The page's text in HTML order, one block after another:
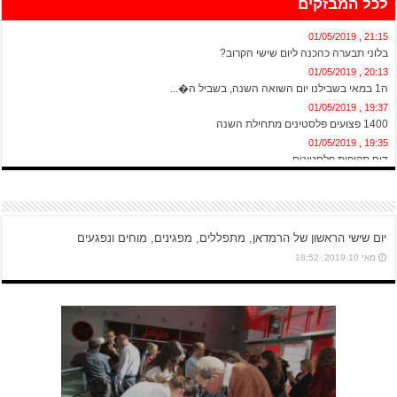
בלוני תבערה כהכנה ליום שישי הקרוב?
דוח תקיפות פלסטינים
יום שישי הראשון של הרמדאן, מתפללים, מפגינים, מוחים ונפגעים
מאי 10 2019, 18:52